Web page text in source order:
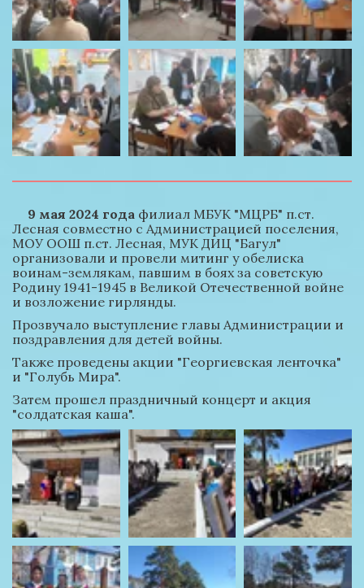
9 мая 2024 года филиал МБУК "МЦРБ" п.ст.
Лесная совместно с Администрацией поселения,
МОУ ООШ п.ст. Лесная, МУК ДИЦ "Багул"
организовали и провели митинг у обелиска
воинам-землякам, павшим в боях за советскую
Родину 1941-1945 в Великой Отечественной войне
и возложение гирлянды.
Прозвучало выступление главы Администрации и
поздравления для детей войны.
Также проведены акции "Георгиевская ленточка"
и "Голубь Мира".
Затем прошел праздничный концерт и акция
"солдатская каша".